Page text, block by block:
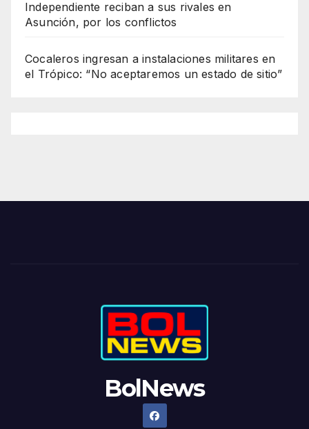
Independiente reciban a sus rivales en
Asunción, por los conflictos
Cocaleros ingresan a instalaciones militares en
el Trópico: “No aceptaremos un estado de sitio”
BolNews